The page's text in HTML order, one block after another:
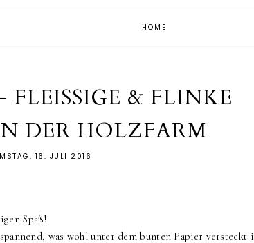
HOME
& FLINKE
DER HOLZFARM
16. JULI 2016
Spaß!
was wohl unter dem bunten Papier versteckt